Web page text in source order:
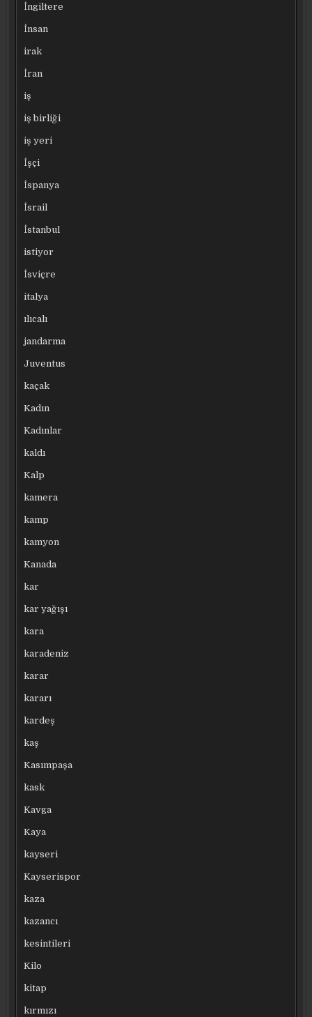
İngiltere
İnsan
irak
İran
iş
iş birliği
iş yeri
İşçi
İspanya
İsrail
İstanbul
istiyor
İsviçre
italya
ılıcalı
jandarma
Juventus
kaçak
Kadın
Kadınlar
kaldı
Kalp
kamera
kamp
kamyon
Kanada
kar
kar yağışı
kara
karadeniz
karar
kararı
kardeş
kaş
Kasımpaşa
kask
Kavga
Kaya
kayseri
Kayserispor
kaza
kazancı
kesintileri
Kilo
kitap
kırmızı